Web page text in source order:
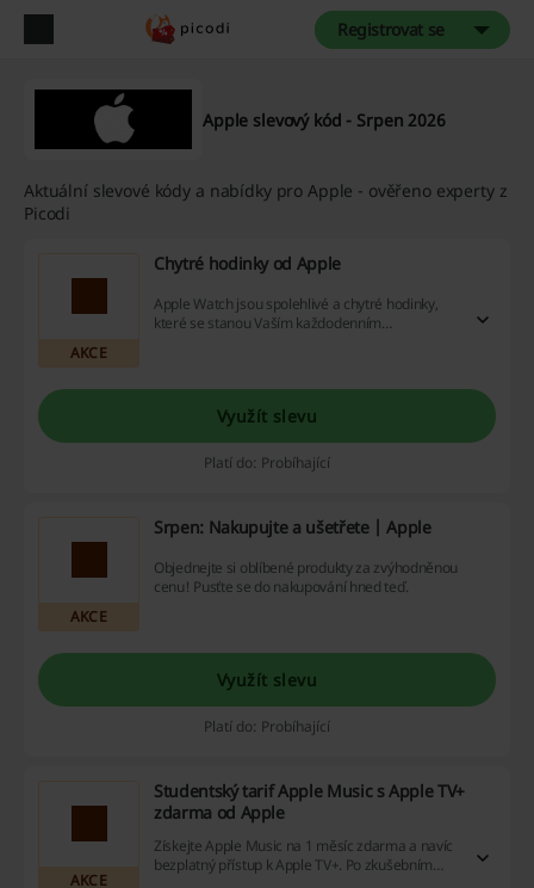
Registrovat se
Apple slevový kód - Srpen 2026
Aktuální slevové kódy a nabídky pro Apple - ověřeno experty z
Picodi
AKCE
Chytré hodinky od Apple
Apple Watch jsou spolehlivé a chytré hodinky,
které se stanou Vaším každodenním
Využít slevu
Platí do: Probíhající
AKCE
Srpen: Nakupujte a ušetřete | Apple
Objednejte si oblíbené produkty za zvýhodněnou
cenu! Pusťte se do nakupování hned teď.
Využít slevu
Platí do: Probíhající
AKCE
Studentský tarif Apple Music s Apple TV+
zdarma od Apple
Získejte Apple Music na 1 měsíc zdarma a navíc
bezplatný přístup k Apple TV+. Po zkušebním